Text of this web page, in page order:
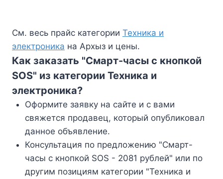
См. весь прайс категории Техника и
электроника на Архыз и цены.
Как заказать "Смарт-часы с кнопкой
SOS" из категории Техника и
электроника?
Оформите заявку на сайте и с вами
свяжется продавец, который опубликовал
данное объявление.
Консультация по предложению "Смарт-
часы с кнопкой SOS - 2081 рублей" или по
другим позициям категории "Техника и